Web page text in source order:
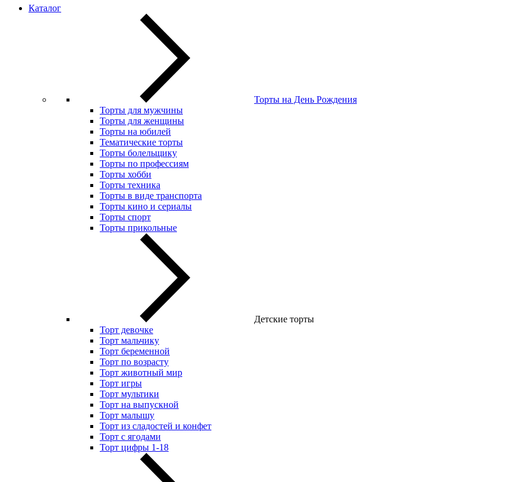
Каталог
Торты на День Рождения
Торты для мужчины
Торты для женщины
Торты на юбилей
Тематические торты
Торты болельщику
Торты по профессиям
Торты хобби
Торты техника
Торты в виде транспорта
Торты кино и сериалы
Торты спорт
Торты прикольные
Детские торты
Торт девочке
Торт мальчику
Торт беременной
Торт по возрасту
Торт животный мир
Торт игры
Торт мультики
Торт на выпускной
Торт малышу
Торт из сладостей и конфет
Торт с ягодами
Торт цифры 1-18